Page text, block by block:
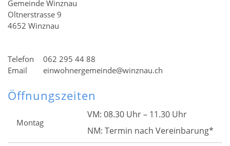
Gemeinde Winznau
Oltnerstrasse 9
4652 Winznau
Telefon
062 295 44 88
Email
einwohnergemeinde@winznau.ch
Öffnungszeiten
Montag
VM: 08.30 Uhr – 11.30 Uhr
NM: Termin nach Vereinbarung*